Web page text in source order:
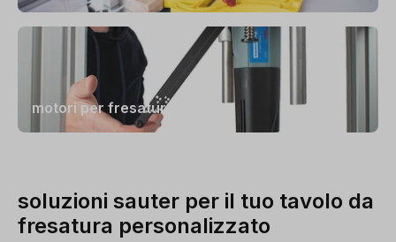
motori per fresatura sauter
soluzioni sauter per il tuo tavolo da
fresatura personalizzato